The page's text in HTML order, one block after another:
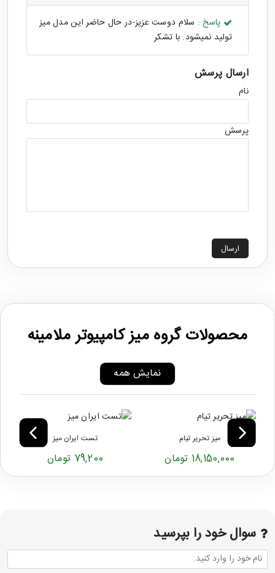
پاسخ : سلام دوست عزیز-در حال حاضر این مدل میز
تولید نمیشود. با تشکر
ارسال پرسش
نام
پرسش
ارسال
محصولات گروه میز کامپیوتر ملامینه
نمایش همه
میز تحریر تیام
18,150,000 تومان
تست ایران میز
79,200 تومان
سوال خود را بپرسید